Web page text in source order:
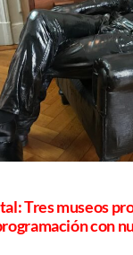
Tres museos
con